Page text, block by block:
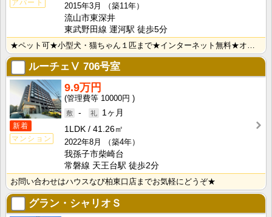
アパート
2015年3月
（築11年）
流山市東深井
東武野田線 運河駅 徒歩5分
ルーチェⅤ 706号室
新着
マンション
9.9万円
10000円
-
1ヶ月
1LDK
41.26㎡
2022年8月
（築4年）
我孫子市柴崎台
常磐線 天王台駅 徒歩2分
お問い合わせはハウスなび柏東口店までお気軽にどうぞ★
グラン・シャリオＳ